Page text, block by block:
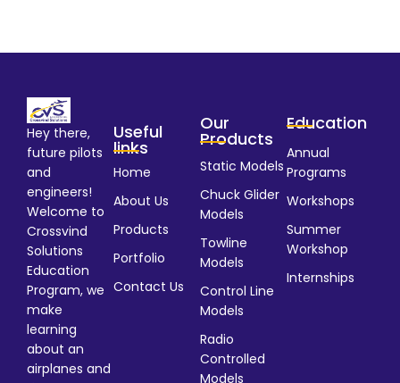
Hey there,
future pilots
and
engineers!
Welcome to
Crossvind
Solutions
Education
Program, we
make
learning
about an
airplanes and
Useful
links
Home
About Us
Products
Portfolio
Contact Us
Our
Products
Static Models
Chuck Glider
Models
Towline
Models
Control Line
Models
Radio
Controlled
Models
Education
Annual
Programs
Workshops
Summer
Workshop
Internships